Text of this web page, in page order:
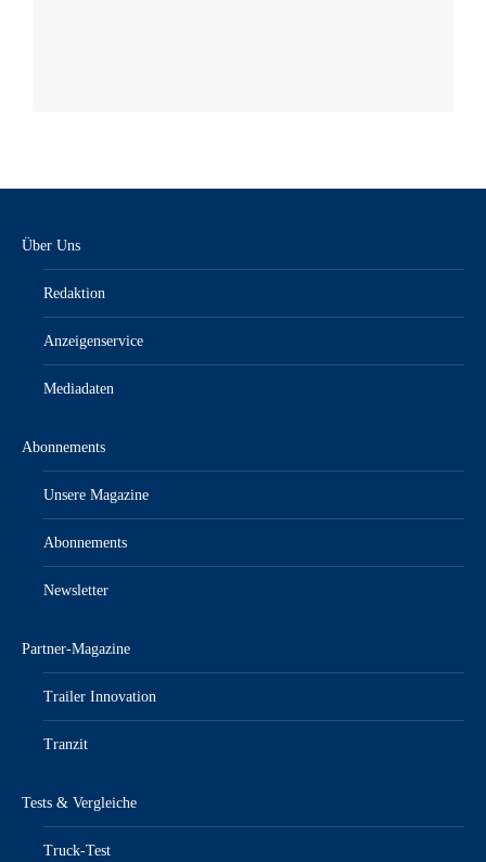
Über Uns
Redaktion
Anzeigenservice
Mediadaten
Abonnements
Unsere Magazine
Abonnements
Newsletter
Partner-Magazine
Trailer Innovation
Tranzit
Tests & Vergleiche
Truck-Test